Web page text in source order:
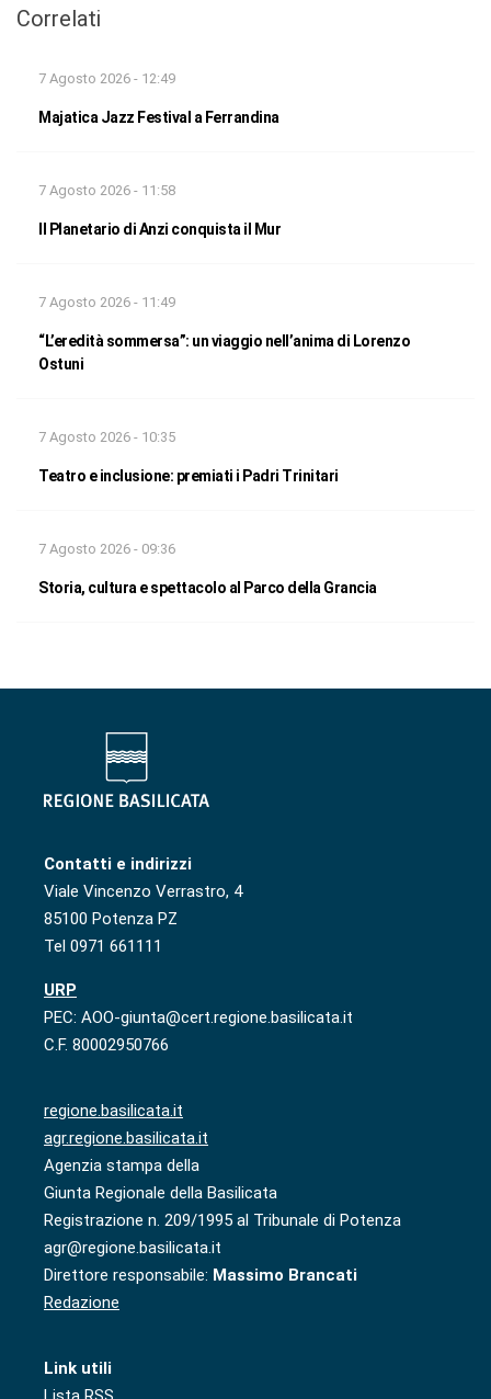
Correlati
7 Agosto 2026 - 12:49
Majatica Jazz Festival a Ferrandina
7 Agosto 2026 - 11:58
Il Planetario di Anzi conquista il Mur
7 Agosto 2026 - 11:49
“L’eredità sommersa”: un viaggio nell’anima di Lorenzo
Ostuni
7 Agosto 2026 - 10:35
Teatro e inclusione: premiati i Padri Trinitari
7 Agosto 2026 - 09:36
Storia, cultura e spettacolo al Parco della Grancia
Contatti e indirizzi
Viale Vincenzo Verrastro, 4
85100 Potenza PZ
Tel 0971 661111
URP
PEC: AOO-giunta@cert.regione.basilicata.it
C.F. 80002950766
regione.basilicata.it
agr.regione.basilicata.it
Agenzia stampa della
Giunta Regionale della Basilicata
Registrazione n. 209/1995 al Tribunale di Potenza
agr@regione.basilicata.it
Direttore responsabile: Massimo Brancati
Redazione
Link utili